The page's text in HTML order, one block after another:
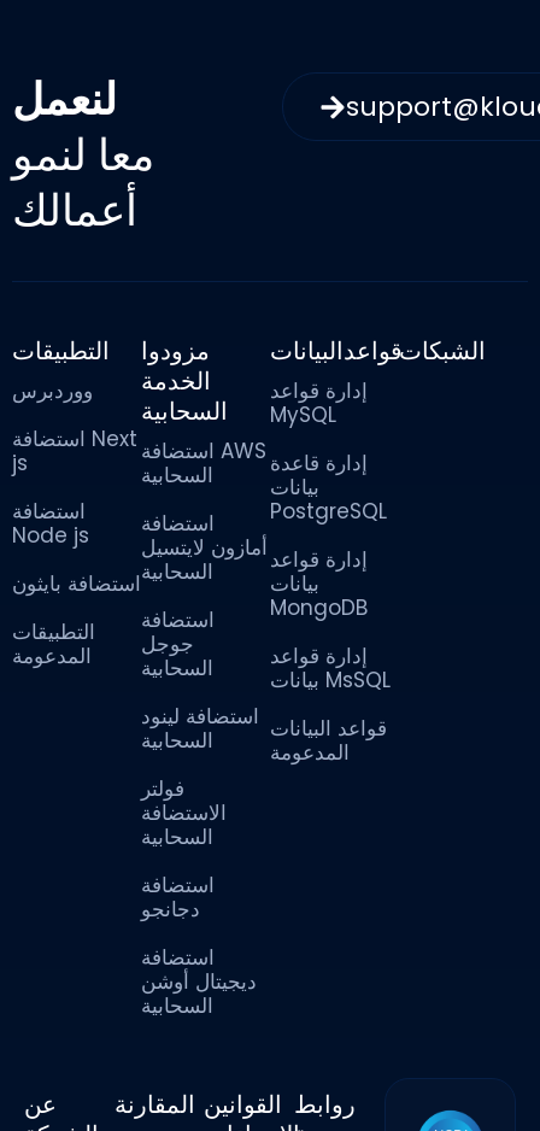
لنعمل
معا لنمو
أعمالك
التطبيقات
ووردبرس
استضافة Next
js
استضافة
Node js
استضافة بايثون
التطبيقات
المدعومة
مزودوا
الخدمة
السحابية
استضافة AWS
السحابية
استضافة
أمازون لايتسيل
السحابية
استضافة
جوجل
السحابية
استضافة لينود
السحابية
فولتر
الاستضافة
السحابية
استضافة
دجانجو
استضافة
ديجيتال أوشن
السحابية
قواعدالبيانات
إدارة قواعد
MySQL
إدارة قاعدة
بيانات
PostgreSQL
إدارة قواعد
بيانات
MongoDB
إدارة قواعد
بيانات MsSQL
قواعد البيانات
المدعومة
الشبكات
عن
المقارنة القوانين روابط